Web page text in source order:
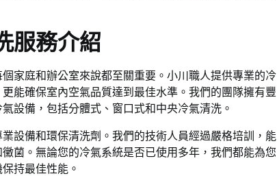
服務介紹
家庭和辦公室來說都至關重要。小川職人提供專業的冷
能確保室內空氣品質達到最佳水準。我們的團隊擁有豐
設備，包括分體式、窗口式和中央冷氣清洗。
設備和環保清洗劑。我們的技術人員經過嚴格培訓，能
菌。無論您的冷氣系統是否已使用多年，我們都能為您
持最佳性能。